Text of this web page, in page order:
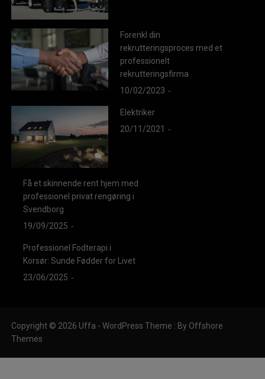
Forenkl din
rekrutteringsproces med et
professionelt
rekrutteringsfirma
10/02/2023
Elektriker
20/11/2021
Få et skinnende rent hjem med
professionel privat rengøring i
Svendborg
19/09/2025
Professionel Fodterapi i
Korsør: Sunde Fødder for Livet
23/06/2025
Copyright © 2026 Uffa - WordPress Theme : By Offshore
Themes